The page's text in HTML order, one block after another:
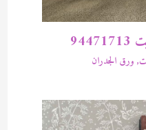
, ورق الجدران